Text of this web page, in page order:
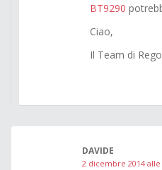
BT9290
Ciao,
Il Team di
DAVIDE
2 dicembre 2014 alle